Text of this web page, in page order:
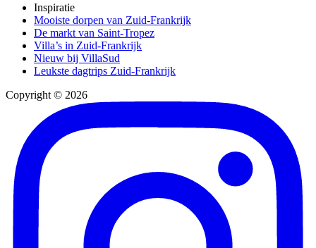
Inspiratie
Mooiste dorpen van Zuid-Frankrijk
De markt van Saint-Tropez
Villa’s in Zuid-Frankrijk
Nieuw bij VillaSud
Leukste dagtrips Zuid-Frankrijk
Copyright © 2026